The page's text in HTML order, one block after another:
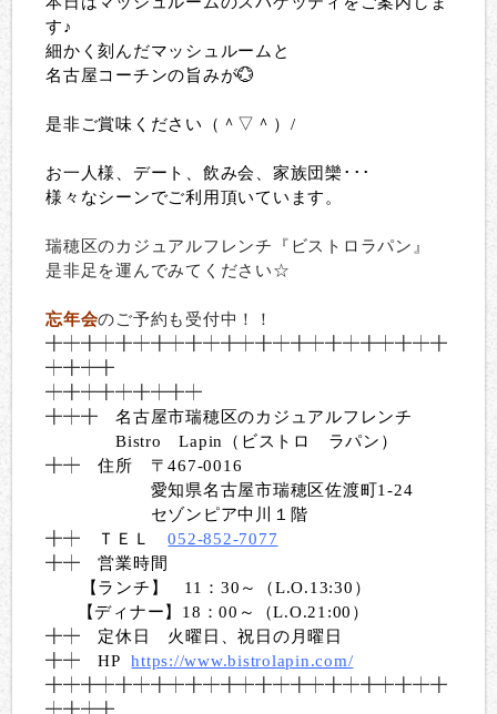
す♪
細かく刻んだマッシュルームと
名古屋コーチンの旨みが💮
是非ご賞味ください（＾▽＾）/
お一人様、デート、飲み会、家族団欒･･･
様々なシーンでご利用頂いています。
瑞穂区のカジュアルフレンチ『ビストロラパン』
是非足を運んでみてください☆
忘年会のご予約も受付中！！
╋┿╋┿╋┿╋┿╋┿╋┿╋┿╋┿╋┿╋┿╋┿╋
┿╋┿╋
┿╋┿╋┿╋┿╋┿
╋┿╋名古屋市瑞穂区のカジュアルフレンチ
Bistro Lapin（ビストロ ラパン）
╋┿住所 〒467-0016
愛知県名古屋市瑞穂区佐渡町1-24
セゾンピア中川１階
╋┿
ＴＥＬ052-852-7077
╋┿営業時間
【ランチ】 11：30～（L.O.13:30）
【ディナー】18：00～（L.O.21:00）
╋┿ 定休日 火曜日、祝日の月曜日
╋┿HPhttps://www.bistrolapin.com/
╋┿╋┿╋┿╋┿╋┿╋┿╋┿╋┿╋┿╋┿╋┿╋
┿╋┿╋